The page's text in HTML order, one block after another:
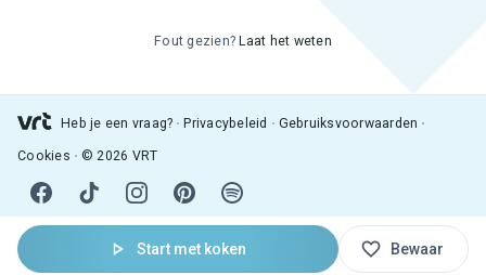
Start met koken Bewaar
Fout gezien? Laat het weten
Heb je een vraag? Privacybeleid Gebruiksvoorwaarden
Cookies © 2026 VRT